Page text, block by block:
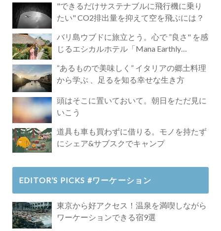
"できるだけサステナブルに飛行機に乗り
たい" CO2排出量を抑えて空を飛ぶには？
バリ島ウブドに旅立とう。心で ”良さ" を感
じるエシカルホテル「Mana Earthly
“あるもので美味しく” イタリアの郷土料理
から学ぶ 、足るを知る幸せな生き方
頭はそこに置いておいて。朝日をただ見に
いこう
道具も車も買わずに借りる。モノを持たず
にシェア&サブスクでキャンプ
EDITOR’S PICKS #ワーケーション
東京から好アクセス！温泉を満喫しながら
ワーケーションできる宿9選